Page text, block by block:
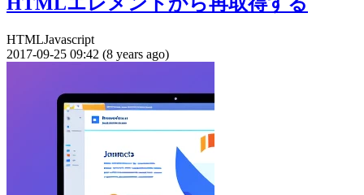
HTMLJavascript
2017-09-25 09:42 (8 years ago)